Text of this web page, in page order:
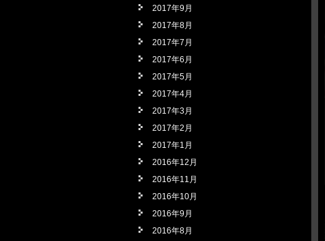
2017年9月
2017年8月
2017年7月
2017年6月
2017年5月
2017年4月
2017年3月
2017年2月
2017年1月
2016年12月
2016年11月
2016年10月
2016年9月
2016年8月